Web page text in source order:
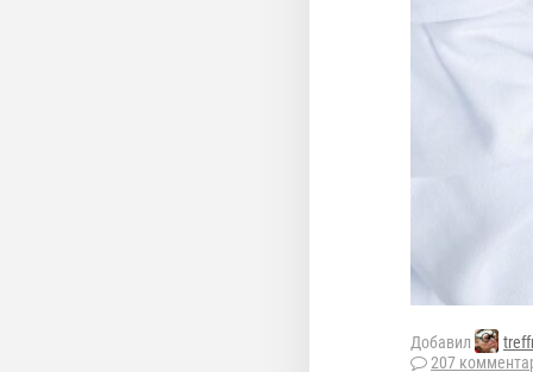
Добавил
207